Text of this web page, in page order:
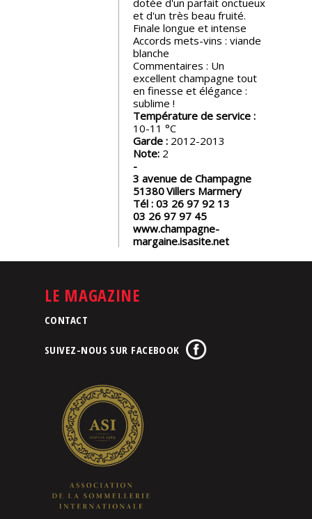
et d'un très beau fruité.
Finale longue et intense
Accords mets-vins : viande
blanche
Commentaires : Un
excellent champagne tout
en finesse et élégance :
sublime !
Température de service :
10-11
Garde : 2012-2013
Note: 2
3 avenue de Champagne
51380Villers Marmery
Tél : 03 26 97 92 13
03 26 97 97 45
www.champagne-
margaine.isasite.net
LE MAGAZINE
CONTACT
SUIVEZ-NOUS SUR FACEBOOK